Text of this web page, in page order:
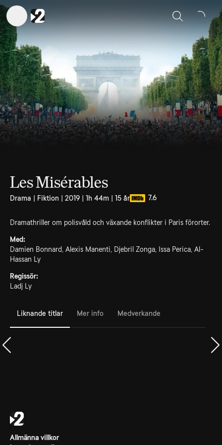
Sök
Les Misérables
Drama | Fiktion | 2019 | 1h 44m | 15 år 7.6
Dramathriller om polisvåld och växande konflikter i Paris förorter.
Med:
Damien Bonnard, Alexis Manenti, Djebril Zonga, Issa Perica, Al-
Hassan Ly
Regissör:
Ladj Ly
Liknande titlar Mer info Medverkande
Allmänna villkor